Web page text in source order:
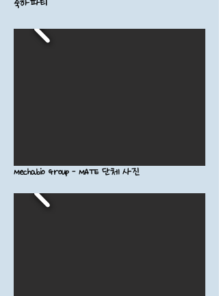
Mechabio Group - MATE 단체 사진